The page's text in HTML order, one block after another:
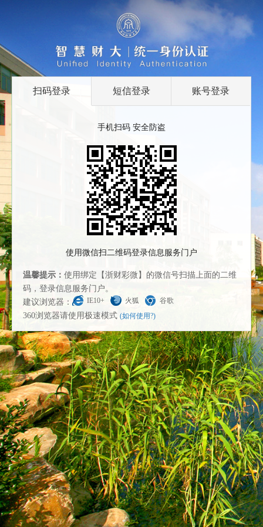
扫码登录 短信登录 账号登录
手机扫码 安全防盗
使用微信扫二维码登录信息服务门户
温馨提示： 使用绑定【浙财彩微】的微信号扫描上面的二维
码，登录信息服务门户。
建议浏览器：
IE10+ 火狐 谷歌
360浏览器请使用极速模式 (如何使用?)